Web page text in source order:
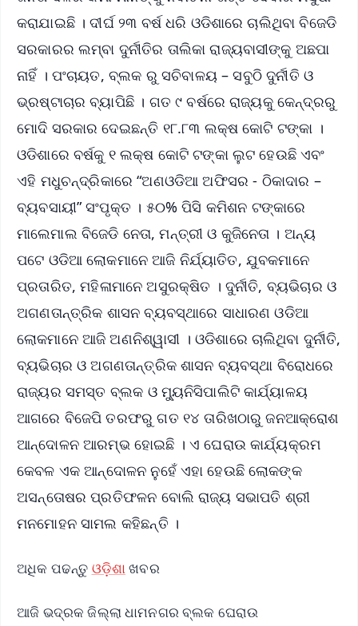
କରାଯାଇଛି । ଦୀର୍ଘ ୨୩ ବର୍ଷ ଧରି ଓଡିଶାରେ ଚାଲିଥିବା ବିଜେଡି
ସରକାରର ଲମ୍ବା ଦୁର୍ନୀତିର ତାଲିକା ରାଜ୍ୟବାସୀଙ୍କୁ ଅଛପା
ନାହିଁ । ପଂଚାୟତ, ବ୍ଲକ ରୁ ସଚିବାଳୟ – ସବୁଠି ଦୁର୍ନୀତି ଓ
ଭ୍ରଷ୍ଟାଚାର ବ୍ୟାପିଛି । ଗତ ୯ ବର୍ଷରେ ରାଜ୍ୟକୁ କେନ୍ଦ୍ରରୁ
ମୋଦି ସରକାର ଦେଇଛନ୍ତି ୧୮.୮୩ ଲକ୍ଷ କୋଟି ଟଙ୍କା ।
ଓଡିଶାରେ ବର୍ଷକୁ ୧ ଲକ୍ଷ କୋଟି ଟଙ୍କା ଲୁଟ ହେଉଛି ଏବଂ
ଏହି ମଧୁଚନ୍ଦ୍ରିକାରେ “ଅଣଓଡିଆ ଅଫିସର - ଠିକାଦାର –
ବ୍ୟବସାୟୀ” ସଂପୃକ୍ତ । ୫୦% ପିସି କମିଶନ ଟଙ୍କାରେ
ମାଲେମାଲ ବିଜେଡି ନେତା, ମନ୍ତ୍ରୀ ଓ କୁଜିନେତା । ଅନ୍ୟ
ପଟେ ଓଡିଆ ଲୋକମାନେ ଆଜି ନିର୍ଯ୍ୟାତିତ, ଯୁବକମାନେ
ପ୍ରତାରିତ, ମହିଳାମାନେ ଅସୁରକ୍ଷିତ । ଦୁର୍ନୀତି, ବ୍ୟଭିଚାର ଓ
ଅଗଣତାନ୍ତ୍ରିକ ଶାସନ ବ୍ୟବସ୍ଥାରେ ସାଧାରଣ ଓଡିଆ
ଲୋକମାନେ ଆଜି ଅଣନିଶ୍ୱାସୀ । ଓଡିଶାରେ ଚାଲିଥିବା ଦୁର୍ନୀତି,
ବ୍ୟଭିଚାର ଓ ଅଗଣତାନ୍ତ୍ରିକ ଶାସନ ବ୍ୟବସ୍ଥା ବିରୋଧରେ
ରାଜ୍ୟର ସମସ୍ତ ବ୍ଲକ ଓ ମ୍ୟୁନିସିପାଲିଟି କାର୍ଯ୍ୟାଳୟ
ଆଗରେ ବିଜେପି ତରଫରୁ ଗତ ୧୪ ତାରିଖଠାରୁ ଜନଆକ୍ରୋଶ
ଆନ୍ଦୋଳନ ଆରମ୍ଭ ହୋଇଛି । ଏ ଘେରାଉ କାର୍ଯ୍ୟକ୍ରମ
କେବଳ ଏକ ଆନ୍ଦୋଳନ ନୁହେଁ ଏହା ହେଉଛି ଲୋକଙ୍କ
ଅସନ୍ତୋଷର ପ୍ରତିଫଳନ ବୋଲି ରାଜ୍ୟ ସଭାପତି ଶ୍ରୀ
ମନମୋହନ ସାମଲ କହିଛନ୍ତି ।
ଅଧିକ ପଢନ୍ତୁ ଓଡ଼ିଶା ଖବର
ଆଜି ଭଦ୍ରକ ଜିଲ୍ଲା ଧାମନଗର ବ୍ଲକ ଘେରାଉ